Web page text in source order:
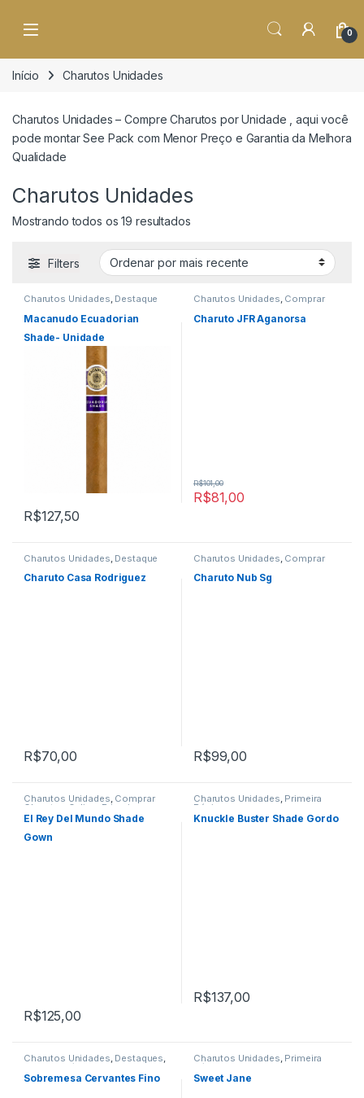
Open 0
Início Charutos Unidades
Charutos Unidades – Compre Charutos por Unidade , aqui você
pode montar See Pack com Menor Preço e Garantia da Melhora
Qualidade
Charutos Unidades
Mostrando todos os 19 resultadosClassificado por mais recente
Filters
Charutos Unidades, Destaque
Comprar Charutos Online
Destaques,Primeira Página
Macanudo Ecuadorian
Shade- Unidade
R$127,50
Charutos Unidades, Comprar
Destaques
Primeira Página
Charuto JFR Aganorsa
R$81,00
R$101,00
Charutos Unidades Destaque
Comprar Charutos Online
Destaques,Primeira Página
Charuto Casa Rodriguez
R$70,00
Charutos Unidades Comprar
Primeira
Página
Charuto Nub Sg
R$99,00
Charutos Unidades, Comprar
Charutos Online Primeira
Página
El Rey Del Mundo Shade
Gown
R$125,00
Charutos Unidades, Primeira
Página
Knuckle Buster Shade Gordo
R$137,00
Charutos Unidades, Destaques,
Primeira Página
Sobremesa Cervantes Fino
Charutos Unidades, Primeira
Página
Sweet Jane